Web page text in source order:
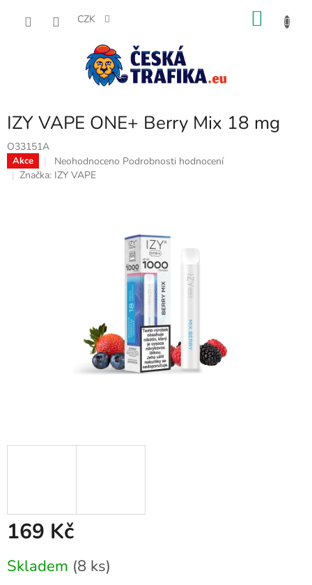
CZK
IZY VAPE ONE+ Berry Mix 18 mg
O33151A
Akce
Průměrné
hodnocení
Neohodnoceno Podrobnosti hodnocení
Značka: IZY VAPE
169 Kč
cena:
Skladem (8 ks)